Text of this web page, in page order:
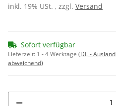
inkl. 19% USt. , zzgl. Versand
Sofort verfügbar
Lieferzeit: 1 - 4 Werktage (DE - Ausland
abweichend)